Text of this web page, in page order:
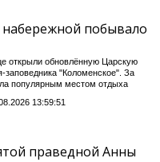
побывало
открыли обновлённую Царскую
заповедника "Коломенское". За
популярным местом отдыха
13:59:51
праведной Анны